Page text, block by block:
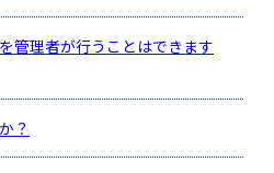
管理者が行うことはできます
？